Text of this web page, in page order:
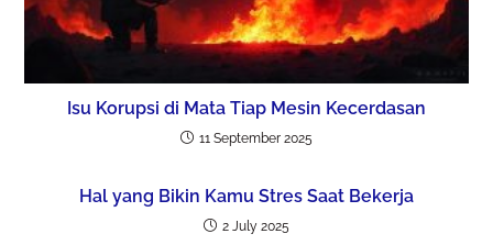
Isu Korupsi di Mata Tiap Mesin Kecerdasan
11 September 2025
Hal yang Bikin Kamu Stres Saat Bekerja
2 July 2025